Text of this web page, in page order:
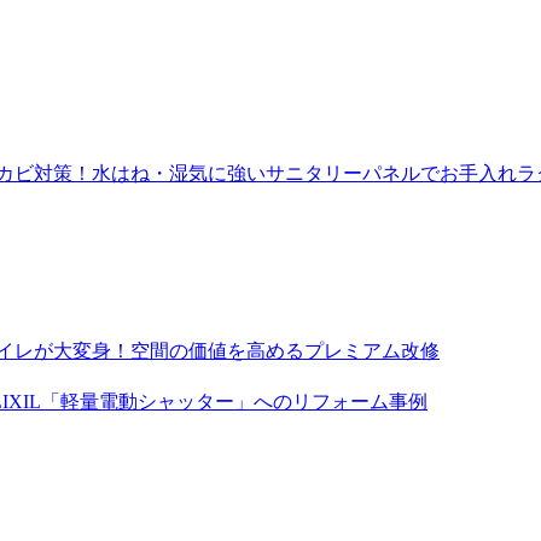
ビ対策！水はね・湿気に強いサニタリーパネルでお手入れ
レが大変身！空間の価値を高めるプレミアム改修
「軽量電動シャッター」へのリフォーム事例